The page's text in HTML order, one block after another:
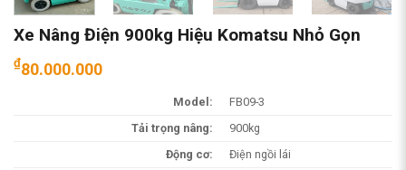
Xe Nâng Điện 900kg Hiệu Komatsu Nhỏ Gọn
₫80.000.000
Model:
FB09-3
Tải trọng nâng:
900kg
Động cơ:
Điện ngồi lái